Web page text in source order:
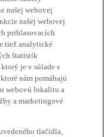
našej webovej
našej webovej
prihlasovacích
tiež analytické
štatistík
je v súlade s
nám pomáhajú
webovú lokalitu a
a marketingové
tlačidla,